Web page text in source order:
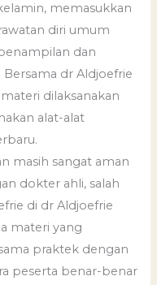
memasukkan
diri umum
dan
dr Aldjoefrie
dilaksanakan
alat-alat
masih sangat aman
dokter ahli, salah
di dr Aldjoefrie
materi yang
praktek dengan
peserta benar-benar